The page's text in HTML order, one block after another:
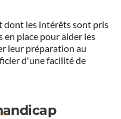
dont les intérêts sont pris
en place pour aider les
leur préparation au
d'une facilité de